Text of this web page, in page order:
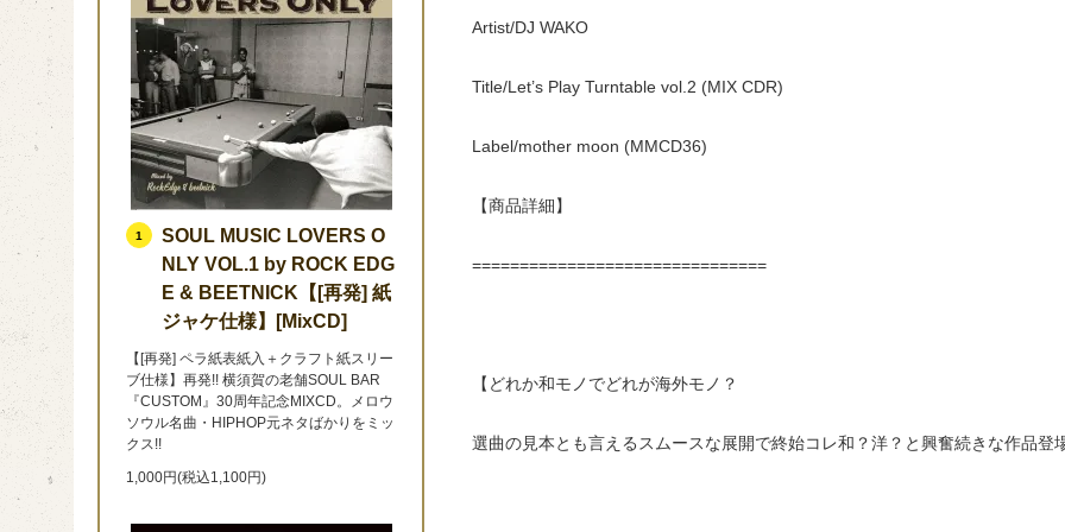
Artist/DJ WAKO
Title/Let’s Play Turntable vol.2 (MIX CDR)
Label/mother moon (MMCD36)
【商品詳細】
===============================
【どれか和モノでどれが海外モノ？
選曲の見本とも言えるスムースな展開で終始コレ和？洋？と興奮続きな作品登
1
SOUL MUSIC LOVERS O
NLY VOL.1 by ROCK EDG
E & BEETNICK【[再発] 紙
ジャケ仕様】[MixCD]
【[再発] ペラ紙表紙入＋クラフト紙スリー
ブ仕様】再発!! 横須賀の老舗SOUL BAR
『CUSTOM』30周年記念MIXCD。メロウ
ソウル名曲・HIPHOP元ネタばかりをミッ
クス!!
1,000円(税込1,100円)